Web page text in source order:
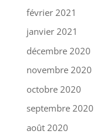
février 2021
janvier 2021
décembre 2020
novembre 2020
octobre 2020
septembre 2020
août 2020